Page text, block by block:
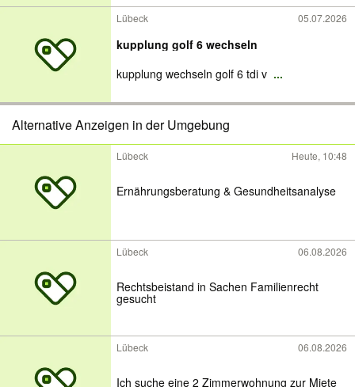
Lübeck 05.07.2026
kupplung golf 6 wechseln
kupplung wechseln golf 6 tdi v ...
Alternative Anzeigen in der Umgebung
Lübeck Heute, 10:48
Ernährungsberatung & Gesundheitsanalyse
Lübeck 06.08.2026
Rechtsbeistand in Sachen Familienrecht
gesucht
Lübeck 06.08.2026
Ich suche eine 2 Zimmerwohnung zur Miete